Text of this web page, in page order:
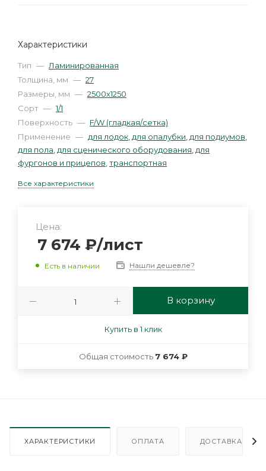
Характеристики
Тип — Ламинированная
Толщина, мм — 27
Размеры, мм — 2500х1250
Сорт — 1/1
Поверхность — F/W (гладкая/сетка)
Применение — для лодок для опалубки для подиумов
для пола для сценического оборудования для
фургонов и прицепов транспортная
Все характеристики
Цена:
7 674 ₽/лист
Есть в наличии Нашли дешевле?
В корзину
Купить в 1 клик
Общая стоимость 7 674 ₽
ХАРАКТЕРИСТИКИ ОПЛАТА ДОСТАВКА